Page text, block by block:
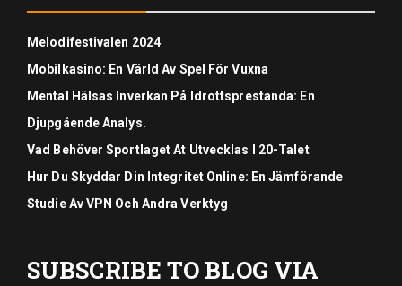
Melodifestivalen 2024
Mobilkasino: En Värld Av Spel För Vuxna
Mental Hälsas Inverkan På Idrottsprestanda: En
Djupgående Analys.
Vad Behöver Sportlaget At Utvecklas I 20-Talet
Hur Du Skyddar Din Integritet Online: En Jämförande
Studie Av VPN Och Andra Verktyg
SUBSCRIBE TO BLOG VIA